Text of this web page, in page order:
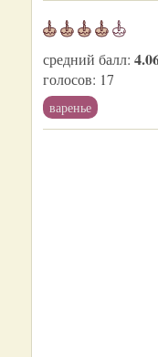
средний балл:
голосов: 17
варенье